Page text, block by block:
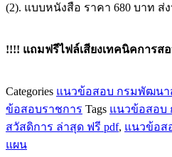
วิเคราะห์
และ
การ
กรม
พัฒนา
สังคม
(2). แบบหนังสือ ราคา 680 บาท ส่
!!!! แถมฟรีไฟล์เสียงเทคนิคการ
Categories แนวข้อสอบ กรมพัฒนา
ข้อสอบราชการ Tags แนวข้อสอบ
สวัสดิการ ล่าสุด ฟรี pdf, แนวข้อส
แผน